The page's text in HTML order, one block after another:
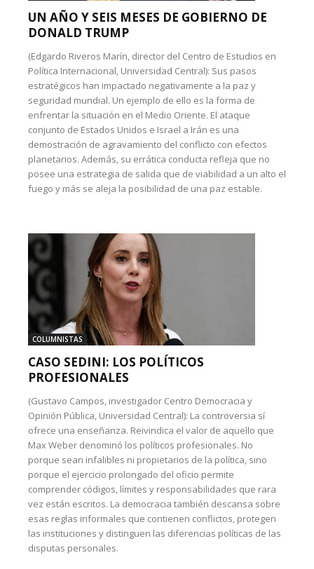
UN AÑO Y SEIS MESES DE GOBIERNO DE
DONALD TRUMP
(Edgardo Riveros Marín, director del Centro de Estudios en
Política Internacional, Universidad Central): Sus pasos
estratégicos han impactado negativamente a la paz y
seguridad mundial. Un ejemplo de ello es la forma de
enfrentar la situación en el Medio Oriente. El ataque
conjunto de Estados Unidos e Israel a Irán es una
demostración de agravamiento del conflicto con efectos
planetarios. Además, su errática conducta refleja que no
posee una estrategia de salida que de viabilidad a un alto el
fuego y más se aleja la posibilidad de una paz estable.
COLUMNISTAS
CASO SEDINI: LOS POLÍTICOS
PROFESIONALES
(Gustavo Campos, investigador Centro Democracia y
Opinión Pública, Universidad Central): La controversia sí
ofrece una enseñanza. Reivindica el valor de aquello que
Max Weber denominó los políticos profesionales. No
porque sean infalibles ni propietarios de la política, sino
porque el ejercicio prolongado del oficio permite
comprender códigos, límites y responsabilidades que rara
vez están escritos. La democracia también descansa sobre
esas reglas informales que contienen conflictos, protegen
las instituciones y distinguen las diferencias políticas de las
disputas personales.